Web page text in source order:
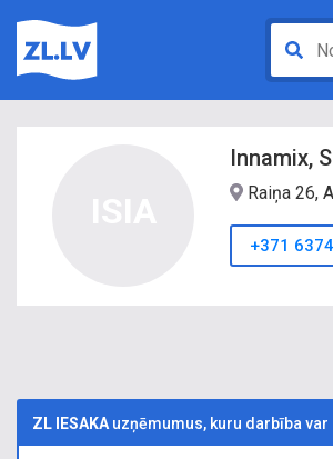
Innamix,
Raiņa 26,
+371
ZL IESAKA uzņēmumus, kuru darbība